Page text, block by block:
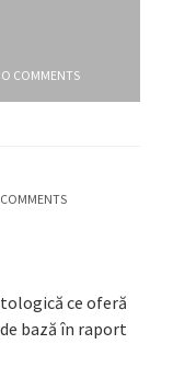
COMMENTS
ce oferă
bază în raport